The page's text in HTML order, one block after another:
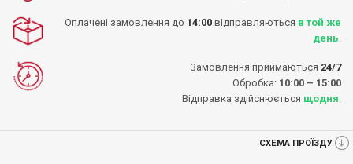
Оплачені замовлення до 14:00 відправляються в той же
день
Замовлення приймаються 24/7
Обробка: 10:00 – 15:00
Відправка здійснюється щодня
СХЕМА ПРОЇЗДУ